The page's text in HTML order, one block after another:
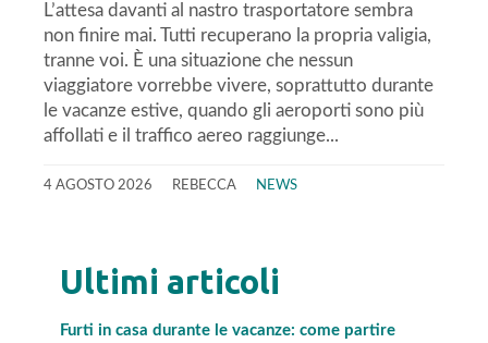
L’attesa davanti al nastro trasportatore sembra
non finire mai. Tutti recuperano la propria valigia,
tranne voi. È una situazione che nessun
viaggiatore vorrebbe vivere, soprattutto durante
le vacanze estive, quando gli aeroporti sono più
affollati e il traffico aereo raggiunge...
4 AGOSTO 2026 REBECCA NEWS
Ultimi articoli
Furti in casa durante le vacanze: come partire